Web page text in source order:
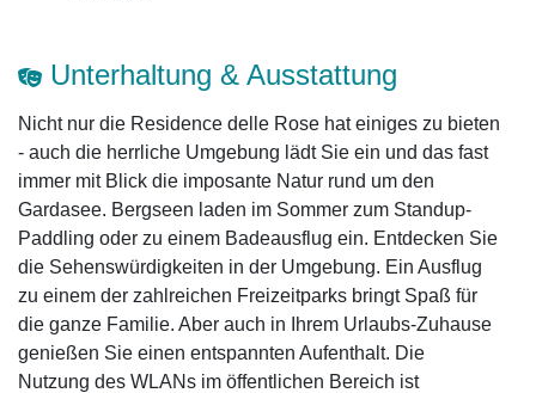
Unterhaltung & Ausstattung
Nicht nur die Residence delle Rose hat einiges zu bieten
- auch die herrliche Umgebung lädt Sie ein und das fast
immer mit Blick die imposante Natur rund um den
Gardasee. Bergseen laden im Sommer zum Standup-
Paddling oder zu einem Badeausflug ein. Entdecken Sie
die Sehenswürdigkeiten in der Umgebung. Ein Ausflug
zu einem der zahlreichen Freizeitparks bringt Spaß für
die ganze Familie. Aber auch in Ihrem Urlaubs-Zuhause
genießen Sie einen entspannten Aufenthalt. Die
Nutzung des WLANs im öffentlichen Bereich ist